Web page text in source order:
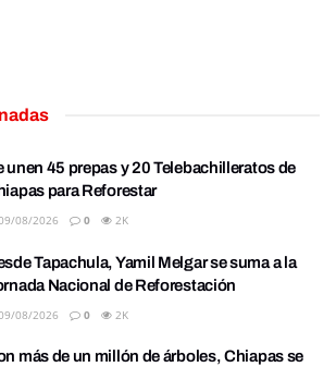
unen 45 prepas y 20 Telebachilleratos de
para Reforestar
08/2026 0 2K
Tapachula, Yamil Melgar se suma a la
Nacional de Reforestación
08/2026 0 2K
más de un millón de árboles, Chiapas se